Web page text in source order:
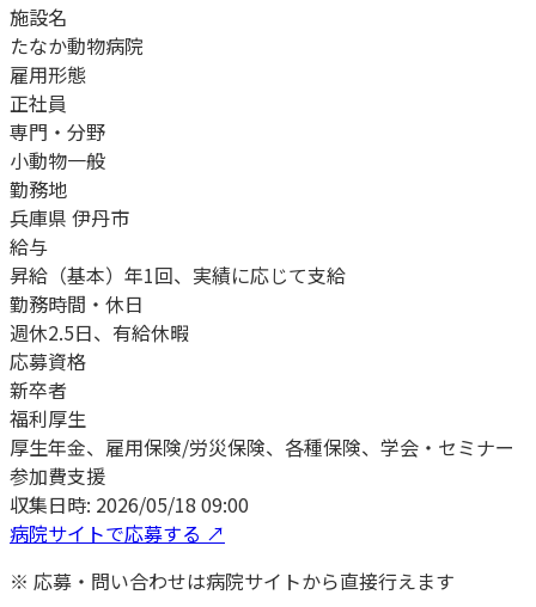
施設名
たなか動物病院
雇用形態
正社員
専門・分野
小動物一般
勤務地
兵庫県 伊丹市
給与
昇給（基本）年1回、実績に応じて支給
勤務時間・休日
週休2.5日、有給休暇
応募資格
新卒者
福利厚生
厚生年金、雇用保険/労災保険、各種保険、学会・セミナー
参加費支援
収集日時: 2026/05/18 09:00
病院サイトで応募する ↗
※ 応募・問い合わせは病院サイトから直接行えます